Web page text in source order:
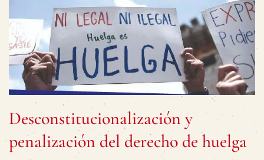
Desconstitucionalización y
penalización del derecho de huelga